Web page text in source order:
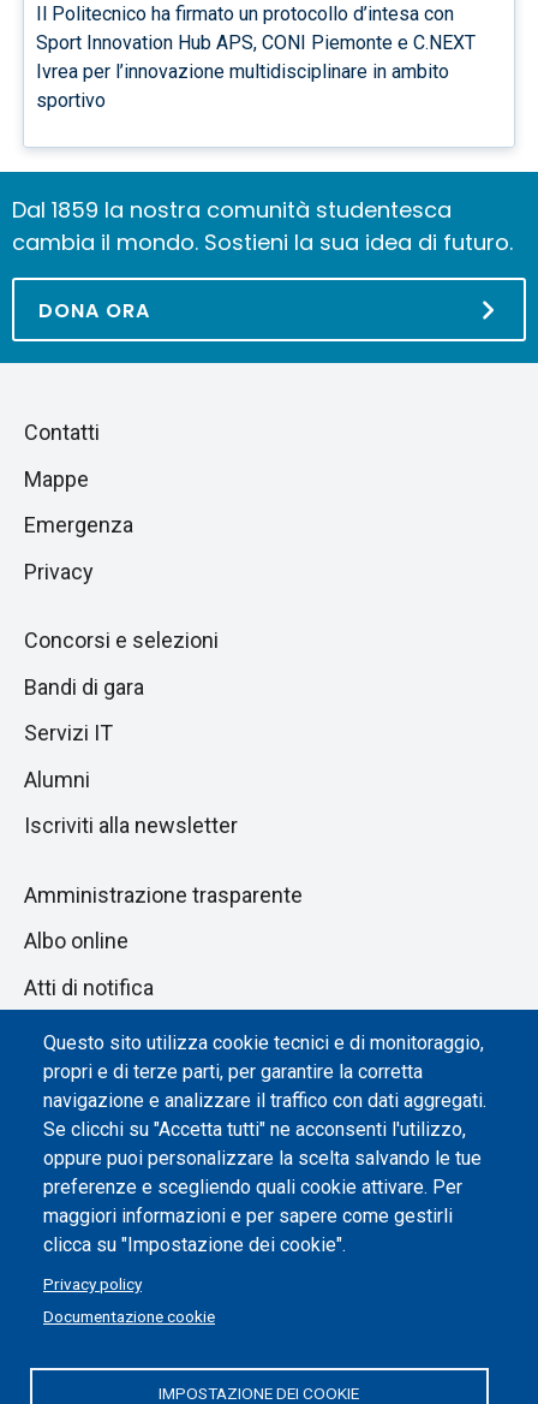
Il Politecnico ha firmato un protocollo d’intesa con
Sport Innovation Hub APS, CONI Piemonte e C.NEXT
Ivrea per l’innovazione multidisciplinare in ambito
sportivo
Questo sito utilizza cookie tecnici e di monitoraggio,
propri e di terze parti, per garantire la corretta
navigazione e analizzare il traffico con dati aggregati.
Se clicchi su "Accetta tutti" ne acconsenti l'utilizzo,
oppure puoi personalizzare la scelta salvando le tue
preferenze e scegliendo quali cookie attivare. Per
maggiori informazioni e per sapere come gestirli
clicca su "Impostazione dei cookie".
Privacy policy
Documentazione cookie
IMPOSTAZIONE DEI COOKIE
Dal 1859 la nostra comunità studentesca
cambia il mondo. Sostieni la sua idea di futuro.
DONA ORA
Salta
sezione
Piè
di
pagina
Contatti
Mappe
Emergenza
Privacy
Concorsi e selezioni
Bandi di gara
Servizi IT
Alumni
Iscriviti alla newsletter
Amministrazione trasparente
Albo online
Atti di notifica
Dichiarazione di accessibilità
Impostazione dei cookie
Politecnico di Torino | Corso Duca degli Abruzzi, 24 | 10129